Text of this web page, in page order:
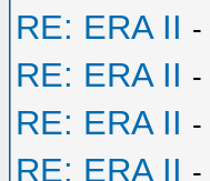
RE: ERA II -
RE: ERA II -
RE: ERA II -
RE: ERA II -